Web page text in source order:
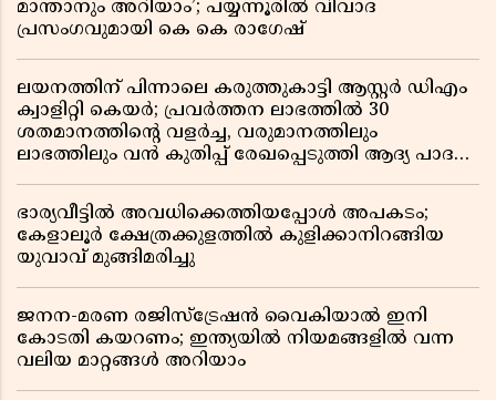
മാന്താനും അറിയാം’; പയ്യന്നൂരിൽ വിവാദ
പ്രസംഗവുമായി കെ കെ രാഗേഷ്
ലയനത്തിന് പിന്നാലെ കരുത്തുകാട്ടി ആസ്റ്റർ ഡിഎം
ക്വാളിറ്റി കെയർ; പ്രവർത്തന ലാഭത്തിൽ 30
ശതമാനത്തിൻ്റെ വളർച്ച, വരുമാനത്തിലും
ലാഭത്തിലും വൻ കുതിപ്പ് രേഖപ്പെടുത്തി ആദ്യ പാദ
ഭാര്യവീട്ടിൽ അവധിക്കെത്തിയപ്പോൾ അപകടം;
കേളാലൂർ ക്ഷേത്രക്കുളത്തിൽ കുളിക്കാനിറങ്ങിയ
യുവാവ് മുങ്ങിമരിച്ചു
ജനന-മരണ രജിസ്ട്രേഷൻ വൈകിയാൽ ഇനി
കോടതി കയറണം; ഇന്ത്യയിൽ നിയമങ്ങളിൽ വന്ന
വലിയ മാറ്റങ്ങൾ അറിയാം